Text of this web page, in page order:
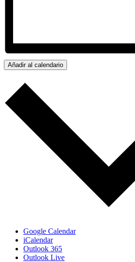
Añadir al calendario
Google Calendar
iCalendar
Outlook 365
Outlook Live